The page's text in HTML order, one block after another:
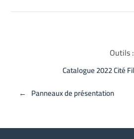
Outils
Catalogue 2022 Cité
Panneaux de présentation
→